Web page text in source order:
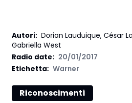
Autori: Dorian Lauduique, César
Gabriella West
Radio date: 20/01/2017
Etichetta: Warner
Riconoscimenti